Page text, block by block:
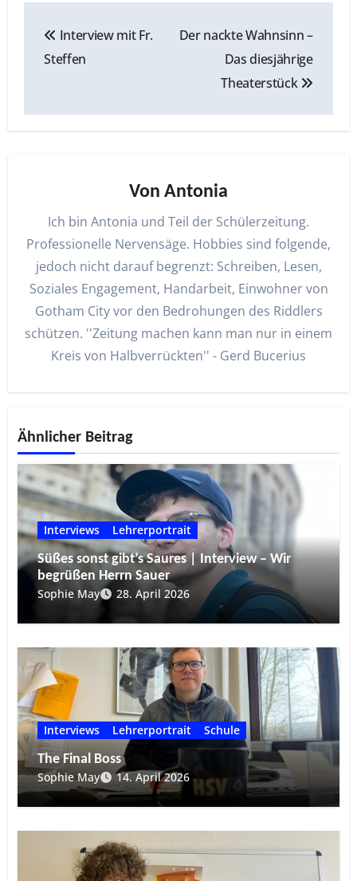
Interview mit Fr.
Steffen
Der nackte Wahnsinn –
Das diesjährige
Theaterstück
Von Antonia
Ich bin Antonia und Teil der Schülerzeitung.
Professionelle Nervensäge. Hobbies sind folgende,
jedoch nicht darauf begrenzt: Schreiben, Lesen,
Soziales Engagement, Handarbeit, Einwohner von
Gotham City vor den Bedrohungen des Riddlers
schützen. ''Zeitung machen kann man nur in einem
Kreis von Halbverrückten'' - Gerd Bucerius
Ähnlicher Beitrag
Interviews
Lehrerportrait
Süßes sonst gibt’s Saures | Interview – Wir
begrüßen Herrn Sauer
Sophie May
28. April 2026
Interviews Lehrerportrait
Schule
The Final Boss
Sophie May
14. April 2026